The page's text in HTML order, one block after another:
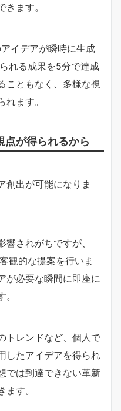
ます。
イデアが瞬時に生成
れる成果を5分で達成
こともなく、多様な視
ます。
が得られるから
創出が可能になりま
響されがちですが、
観的な提案を行いま
が必要な瞬間に即座に
トレンドなど、個人で
したアイデアを得られ
では到達できない革新
す。